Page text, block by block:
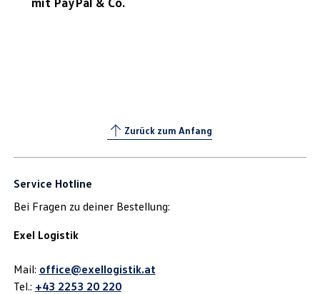
Zurück zum Anfang
Service Hotline
Bei Fragen zu deiner Bestellung:
Exel Logistik
Mail: office@exellogistik.at
Tel.: +43 2253 20 220